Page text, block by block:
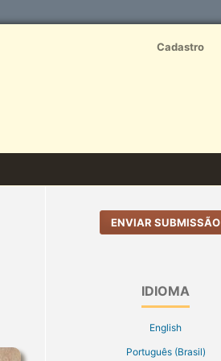
Cadastro
ENVIAR SUBMISSÃO
IDIOMA
English
Português (Brasil)